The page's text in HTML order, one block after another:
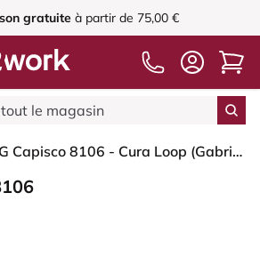
gratuite à partir de 75,00 €
HÅG Capisco 8106 - Cura Loop (Gabriel) - Polyester recyclé - CLP60109 - Grey - Argent - 200 mm (hauteur d’assise 46–64 cm) - Patins